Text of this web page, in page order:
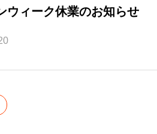
ウィーク休業のお知らせ